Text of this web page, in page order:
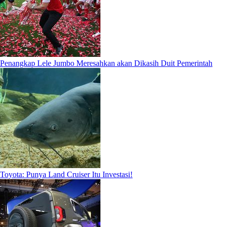
Penangkap Lele Jumbo Meresahkan akan Dikasih Duit Pemerintah
Toyota: Punya Land Cruiser Itu Investasi!